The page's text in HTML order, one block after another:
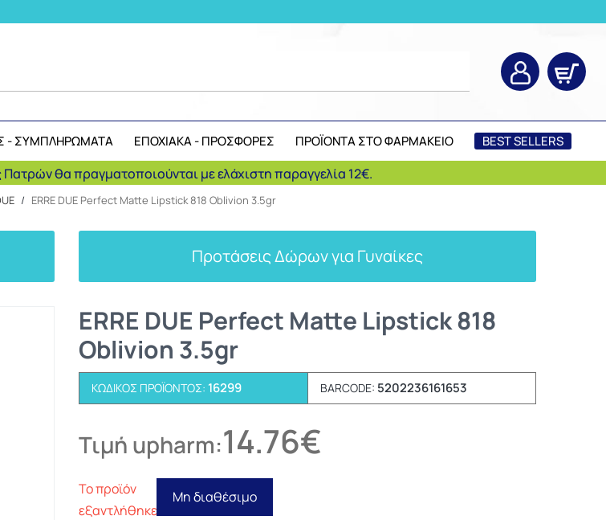
- ΣΥΜΠΛΗΡΩΜΑΤΑ ΕΠΟΧΙΑΚΑ - ΠΡΟΣΦΟΡΕΣ ΠΡΟΪΟΝΤΑ ΣΤΟ ΦΑΡΜΑΚΕΙΟ BEST SELLERS
θα πραγματοποιούνται με ελάχιστη παραγγελία 12€.
/ ERRE DUE Perfect Matte Lipstick 818 Oblivion 3.5gr
Προτάσεις Δώρων για Γυναίκες
ERRE DUE Perfect Matte Lipstick 818
Oblivion 3.5gr
ΚΩΔΙΚΌΣ ΠΡΟΪΌΝΤΟΣ: 16299 BARCODE: 5202236161653
Τιμή upharm:14.76€
Το προϊόν
εξαντλήθηκε
Μη διαθέσιμο